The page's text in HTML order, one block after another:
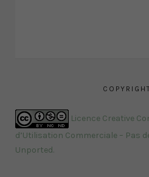
Licence Creative
d’Utilisation Commerciale – Pas
Unported.